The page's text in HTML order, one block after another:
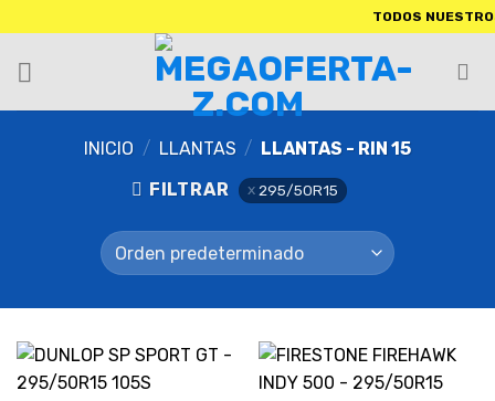
TODOS NUESTROS
INICIO / LLANTAS / LLANTAS - RIN 15
FILTRAR
295/50R15